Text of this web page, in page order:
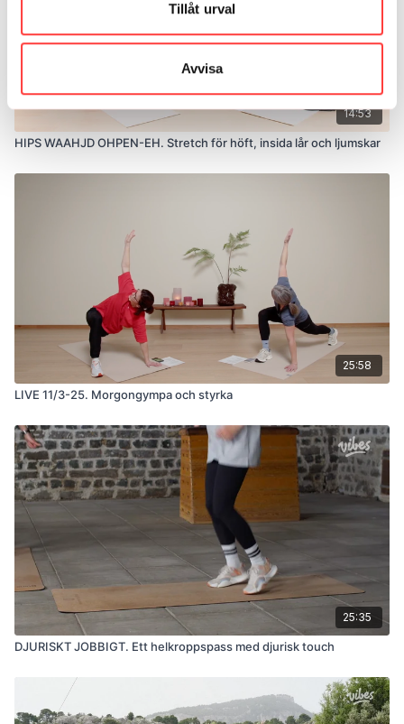
Tillåt urval
Avvisa
14:53
HIPS WAAHJD OHPEN-EH. Stretch för höft, insida lår och ljumskar
25:58
LIVE 11/3-25. Morgongympa och styrka
25:35
DJURISKT JOBBIGT. Ett helkroppspass med djurisk touch